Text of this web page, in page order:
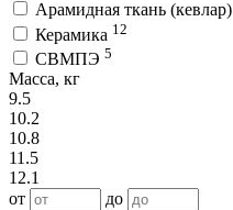
Арамидная ткань (кевлар)
Керамика 12
СВМПЭ 5
Масса, кг
9.5
10.2
10.8
11.5
12.1
от
до